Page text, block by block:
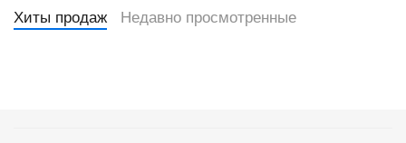
Хиты продаж Недавно просмотренные